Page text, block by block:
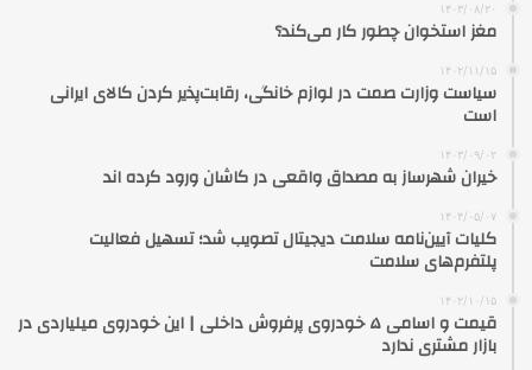
۱۴۰۳/۰۸/۲۰
مغز استخوان چطور کار می‌کند؟
۱۴۰۲/۱۱/۱۵
سیاست وزارت صمت در لوازم خانگی، رقابت‌پذیر کردن کالای ایرانی
است
۱۴۰۳/۰۹/۰۲
خیران شهرساز به مصداق واقعی در کاشان ورود کرده اند
۱۴۰۴/۰۵/۰۷
کلیات آیین‌نامه سلامت دیجیتال تصویب شد؛ تسهیل فعالیت
پلتفرم‌های سلامت
۱۴۰۲/۱۰/۱۵
قیمت و اسامی ۵ خودروی پرفروش داخلی | این خودروی میلیاردی در
بازار مشتری ندارد